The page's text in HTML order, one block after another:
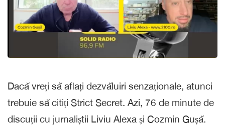
Dacă vreți să aflați dezvăluiri senzaționale, atunci
trebuie să citiți Strict Secret. Azi, 76 de minute de
discuții cu jurnaliștii Liviu Alexa și Cozmin Gușă.